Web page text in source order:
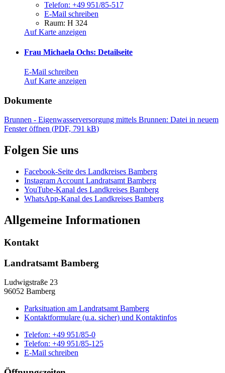
Telefon: +49 951/85-517
E-Mail schreiben
Raum: H 324
Auf Karte anzeigen
Frau Michaela Ochs: Detailseite
E-Mail schreiben
Auf Karte anzeigen
Dokumente
Brunnen - Eigenwasserversorgung mittels Brunnen: Datei in neuem
Fenster öffnen (PDF, 791 kB)
Folgen Sie uns
Facebook-Seite des Landkreises Bamberg
Instagram Account Landratsamt Bamberg
YouTube-Kanal des Landkreises Bamberg
WhatsApp-Kanal des Landkreises Bamberg
Allgemeine Informationen
Kontakt
Landratsamt Bamberg
Ludwigstraße 23
96052 Bamberg
Parksituation am Landratsamt Bamberg
Kontaktformulare (u.a. sicher) und Kontaktinfos
Telefon: +49 951/85-0
Telefon: +49 951/85-125
E-Mail schreiben